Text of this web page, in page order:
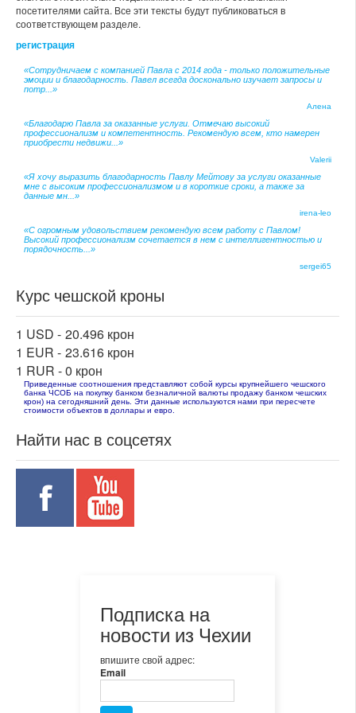
посетителями сайта. Все эти тексты будут публиковаться в
соответствующем разделе.
регистрация
«Сотрудничаем с компанией Павла с 2014 года - только положительные
эмоции и благодарность. Павел всегда досконально изучает запросы и
потр...»
Алена
«Благодарю Павла за оказанные услуги. Отмечаю высокий
профессионализм и компетентность. Рекомендую всем, кто намерен
приобрести недвижи...»
Valerii
«Я хочу выразить благодарность Павлу Мейтову за услуги оказанные
мне с высоким профессионализмом и в короткие сроки, а также за
данные мн...»
irena-leo
«С огромным удовольствием рекомендую всем работу с Павлом!
Высокий профессионализм сочетается в нем с интеллигентностью и
порядочность...»
sergei65
Курс чешской кроны
1 USD - 20.496 крон
1 EUR - 23.616 крон
1 RUR -0 крон
Приведенные соотношения представляют собой курсы крупнейшего чешского
банка ЧСОБ на покупку банком безналичной валюты продажу банком чешских
крон) на сегодняшний день. Эти данные используются нами при пересчете
стоимости объектов в доллары и евро.
Найти нас в соцсетях
Подписка на
новости из Чехии
впишите свой адрес:
Email